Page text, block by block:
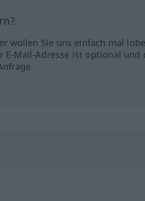
wollen Sie uns einfach mal
E-Mail-Adresse ist optional und